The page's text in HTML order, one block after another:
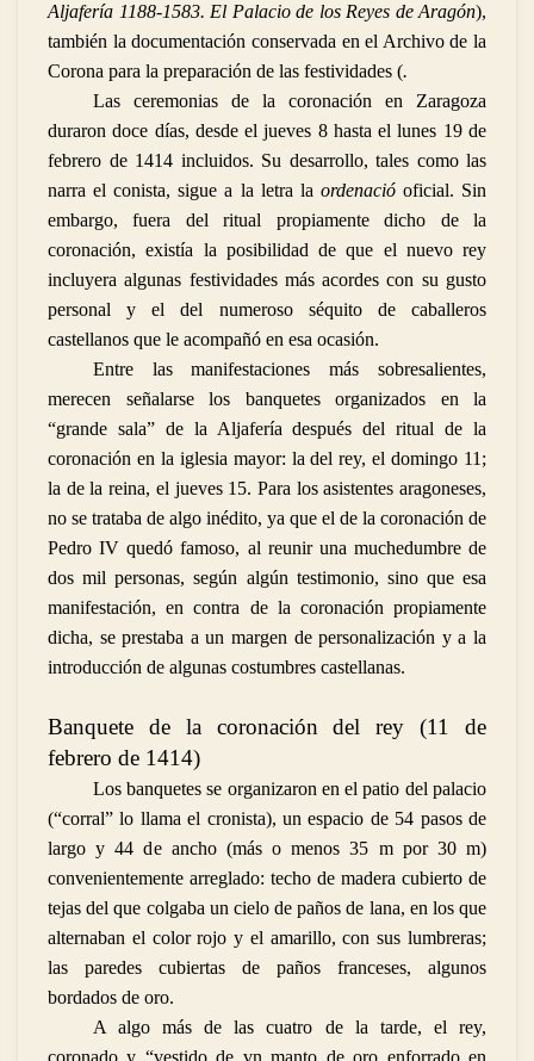
Aljafería 1188-1583. El Palacio de los Reyes de Aragón),
también la documentación conservada en el Archivo de la
Corona para la preparación de las festividades (.
Las ceremonias de la coronación en Zaragoza
duraron doce días, desde el jueves 8 hasta el lunes 19 de
febrero de 1414 incluidos. Su desarrollo, tales como las
narra el conista, sigue a la letra la ordenacióoficial. Sin
embargo, fuera del ritual propiamente dicho de la
coronación, existía la posibilidad de que el nuevo rey
incluyera algunas festividades más acordes con su gusto
personal y el del numeroso séquito de caballeros
castellanos que le acompañó en esa ocasión.
Entre las manifestaciones más sobresalientes,
merecen señalarse los banquetes organizados en la
“grande sala” de la Aljafería después del ritual de la
coronación en la iglesia mayor: la del rey, el domingo 11;
la de la reina, el jueves 15. Para los asistentes aragoneses,
no se trataba de algo inédito, ya que el de la coronación de
Pedro IV quedó famoso, al reunir una muchedumbre de
dos mil personas, según algún testimonio, sino que esa
manifestación, en contra de la coronación propiamente
dicha, se prestaba a un margen de personalización y a la
introducción de algunas costumbres castellanas.
Banquete de la coronación del rey (11 de
febrero de 1414)
Los banquetes se organizaron en el patio del palacio
(“corral” lo llama el cronista), un espacio de 54 pasos de
largo y 44 de ancho (más o menos 35 m por 30 m)
convenientemente arreglado: techo de madera cubierto de
tejas del que colgaba un cielo de paños de lana, en los que
alternaban el color rojo y el amarillo, con sus lumbreras;
las paredes cubiertas de paños franceses, algunos
bordados de oro.
A algo más de las cuatro de la tarde, el rey,
coronado y “vestido de vn manto de oro enforrado en